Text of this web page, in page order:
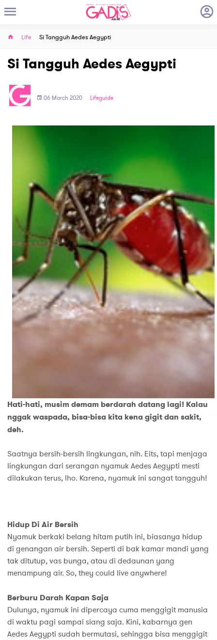
Life Si Tangguh Aedes Aegypti
Si Tangguh Aedes Aegypti
06 March 2020 Lifeguide
Hati-hati, musim demam berdarah datang lagi! Kalau
nggak waspada, bisa-bisa kita kena gigit dan sakit,
deh.
Saatnya bersih-bersih lingkungan, nih. Eits, tapi menjaga
lingkungan dari serangan nyamuk Aedes Aegypti mesti
dilakukan terus, lho. Karena, nyamuk ini sangat tangguh!
Hidup Di Air Bersih
Nyamuk berkaki belang hitam putih ini, biasanya hidup
di genangan air bersih. Seperti di bak kamar mandi yang
tak ditutup, vas bunga, atau di dedaunan yang
menampung air. So, they could live anywhere!
Berburu Darah Kapan Saja
Dulunya, nyamuk ini dipercaya cuma menggigit manusia
di waktu pagi sampai siang saja. Kini, kabarnya gen
Aedes Aegypti sudah bermutasi, sehingga bisa menggigit